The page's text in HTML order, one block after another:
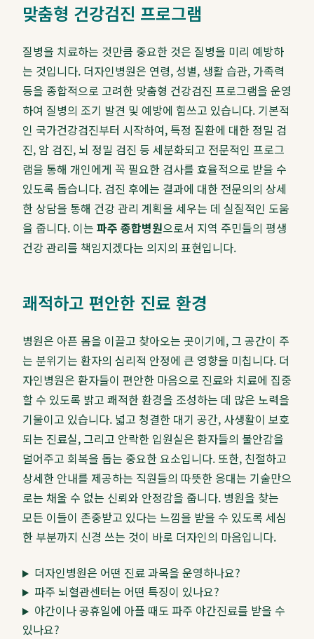
맞춤형 건강검진 프로그램
질병을 치료하는 것만큼 중요한 것은 질병을 미리 예방하
는 것입니다. 더자인병원은 연령, 성별, 생활 습관, 가족력
등을 종합적으로 고려한 맞춤형 건강검진 프로그램을 운영
하여 질병의 조기 발견 및 예방에 힘쓰고 있습니다. 기본적
인 국가건강검진부터 시작하여, 특정 질환에 대한 정밀 검
진, 암 검진, 뇌 정밀 검진 등 세분화되고 전문적인 프로그
램을 통해 개인에게 꼭 필요한 검사를 효율적으로 받을 수
있도록 돕습니다. 검진 후에는 결과에 대한 전문의의 상세
한 상담을 통해 건강 관리 계획을 세우는 데 실질적인 도움
을 줍니다. 이는 파주 종합병원으로서 지역 주민들의 평생
건강 관리를 책임지겠다는 의지의 표현입니다.
쾌적하고 편안한 진료 환경
병원은 아픈 몸을 이끌고 찾아오는 곳이기에, 그 공간이 주
는 분위기는 환자의 심리적 안정에 큰 영향을 미칩니다. 더
자인병원은 환자들이 편안한 마음으로 진료와 치료에 집중
할 수 있도록 밝고 쾌적한 환경을 조성하는 데 많은 노력을
기울이고 있습니다. 넓고 청결한 대기 공간, 사생활이 보호
되는 진료실, 그리고 안락한 입원실은 환자들의 불안감을
덜어주고 회복을 돕는 중요한 요소입니다. 또한, 친절하고
상세한 안내를 제공하는 직원들의 따뜻한 응대는 기술만으
로는 채울 수 없는 신뢰와 안정감을 줍니다. 병원을 찾는
모든 이들이 존중받고 있다는 느낌을 받을 수 있도록 세심
한 부분까지 신경 쓰는 것이 바로 더자인의 마음입니다.
더자인병원은 어떤 진료 과목을 운영하나요?
파주 뇌혈관센터는 어떤 특징이 있나요?
야간이나 공휴일에 아플 때도 파주 야간진료를 받을 수
있나요?